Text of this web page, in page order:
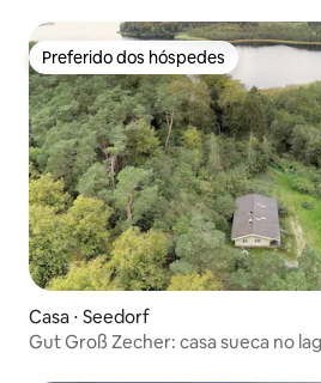
Preferido dos hóspedes
Preferido dos hóspedes
Casa ⋅ Seedorf
Gut Groß Zecher: casa sueca no